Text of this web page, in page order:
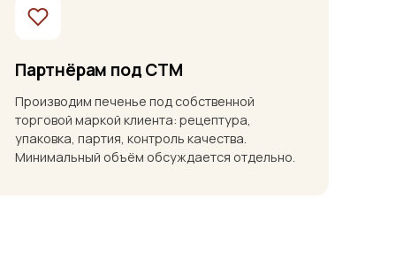
Партнёрам под СТМ
Производим печенье под собственной
торговой маркой клиента: рецептура,
упаковка, партия, контроль качества.
Минимальный объём обсуждается отдельно.